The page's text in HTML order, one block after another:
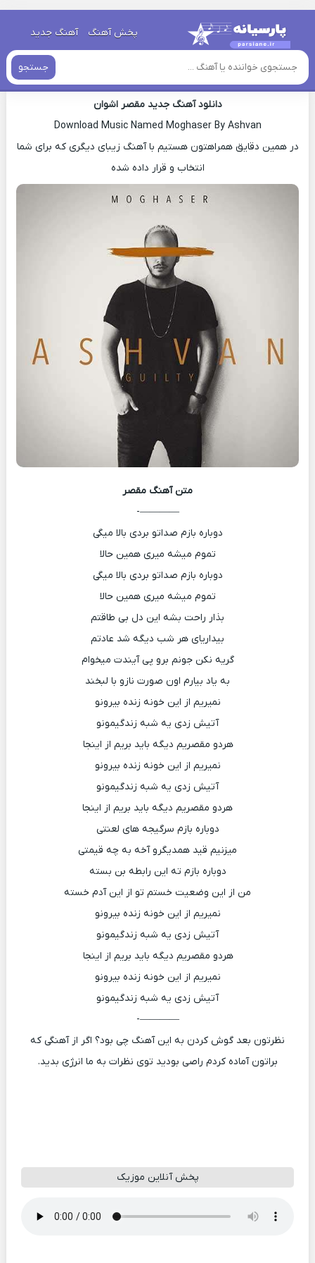
پخش آهنگ آهنگ جدید
جستجو
خانه » دانلود آهنگ جدید
اهنگ اشوان مقصر جدید
دانلود آهنگ جدید مقصر اشوان
Download Music Named Moghaser By Ashvan
در همین دقایق همراهتون هستیم با آهنگ زیبای دیگری که برای شما
انتخاب و قرار داده شده
متن آهنگ مقصر
————-
دوباره بازم صداتو بردی بالا میگی
تموم میشه میری همین حالا
دوباره بازم صداتو بردی بالا میگی
تموم میشه میری همین حالا
بذار راحت بشه این دل بی طاقتم
بیداریای هر شب دیگه شد عادتم
گریه نکن جونم برو پی آیندت میخوام
به یاد بیارم اون صورت نازو با لبخند
نمیریم از این خونه زنده بیرونو
آتیش زدی یه شبه زندگیمونو
هردو مقصریم دیگه باید بریم از اینجا
نمیریم از این خونه زنده بیرونو
آتیش زدی یه شبه زندگیمونو
هردو مقصریم دیگه باید بریم از اینجا
دوباره بازم سرگیجه های لعنتی
میزنیم قید همدیگرو آخه به چه قیمتی
دوباره بازم ته این رابطه بن بسته
من از این وضعیت خستم تو از این آدم خسته
نمیریم از این خونه زنده بیرونو
آتیش زدی یه شبه زندگیمونو
هردو مقصریم دیگه باید بریم از اینجا
نمیریم از این خونه زنده بیرونو
آتیش زدی یه شبه زندگیمونو
————-
نظرتون بعد گوش کردن به این آهنگ چی بود؟ اگر از آهنگی که
براتون آماده کردم راصی بودید توی نظرات به ما انرژی بدید.
پخش آنلاین موزیک